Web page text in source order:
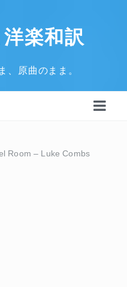
楽和訳
、原曲のまま。
Room – Luke Combs